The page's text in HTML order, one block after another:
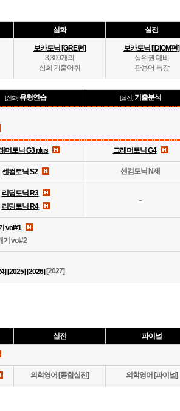
심화 실전
보카토닉 [GRE편]
3,300개의
심화 기출어휘
보카토닉 [IDIOM편]
상위권 대비
관용어 특강
[심화] 유형연습 [실전] 기출분석
머토닉 G3 plus 그래머토닉 G4
센컴토닉 S2 센컴토닉 N제
리딩토닉 R3
리딩토닉 R4
-
vol#1
기 vol#2
[2025][2026] [2027]
실전 파이널
의학영어 [통합실전] 의학영어 [파이널]